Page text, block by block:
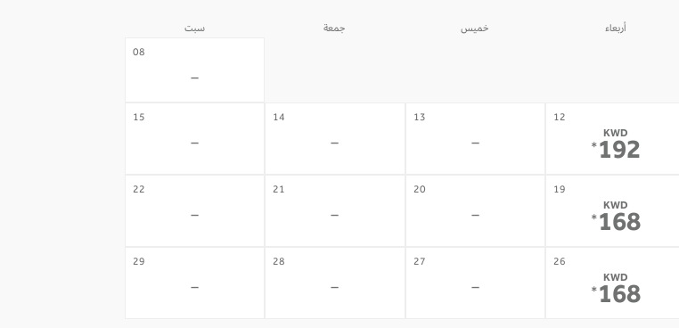
أربعاء خميس جمعة سبت
08
-
12
KWD
192
*
13
-
14
-
15
-
19
KWD
168
*
20
-
21
-
22
-
26
KWD
168
*
27
-
28
-
29
-